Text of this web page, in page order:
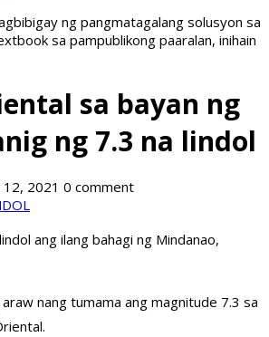
ng pangmatagalang solusyon sa
sa pampublikong paaralan, inihain
sa bayan ng
ng 7.3 na lindol
2021 0 comment
ang ilang bahagi ng Mindanao,
nang tumama ang magnitude 7.3 sa